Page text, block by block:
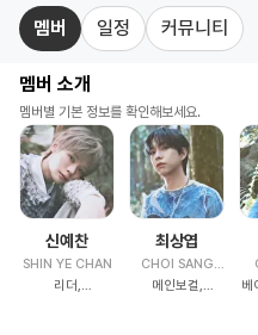
트
·
팬
미
'개화'부터 '조깅', '선잠', '난로'까지 봄
시는, '조깅'이 2020 빌보드 평론가
드입니다. 2024년 첫 월드투어
베이·도쿄 'CHECK IN' 투어, 일곱 번
'선' 앨범 발매와 여덟 번째 단독 콘서
지 기록한 루시는, 2026년에도 공연
한눈에 확인하고 구독하세요! 루시 콘
스케줄 알림까지 받아볼 수 있습니다.
멤버 일정 커뮤니티
멤버 소개
멤버별 기본 정보를 확인해보세요.
신예찬
SHIN YE CHAN
리더,
최상엽
CHOI SANG
YEOP
메인보컬,
베